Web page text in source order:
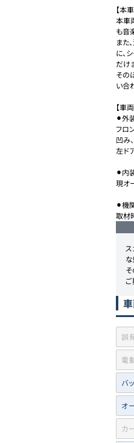
【本
本車
も音
また
に、
だけ
その
い合
【車
⚫︎外
フロ
凹み
左ド
⚫︎内
現オ
⚫︎機
取材
な
誤
電
バ
オ
カ